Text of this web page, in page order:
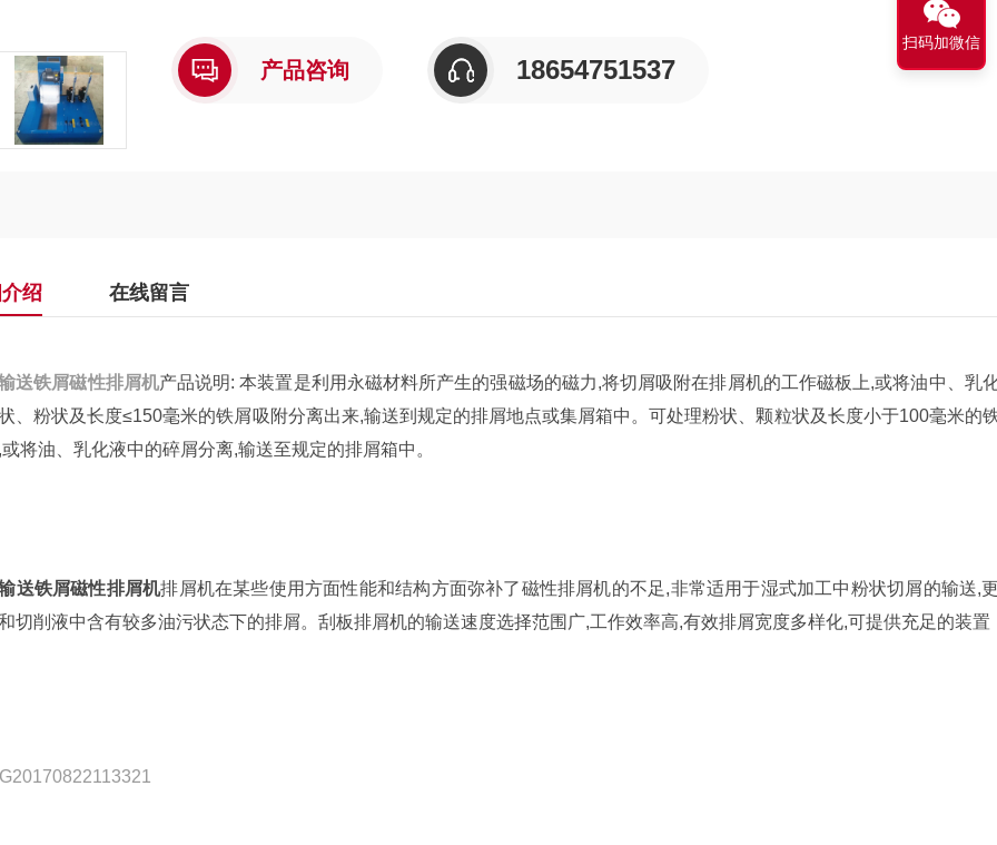
产品咨询 18654751537
绍 在线留言
送铁屑磁性排屑机产品说明: 本装置是利用永磁材料所产生的强磁场的磁力,将切屑吸附在排屑机的工作磁板上,或将油中、乳
、粉状及长度≤150毫米的铁屑吸附分离出来,输送到规定的排屑地点或集屑箱中。可处理粉状、颗粒状及长度小于100毫米的
将油、乳化液中的碎屑分离,输送至规定的排屑箱中。
送铁屑磁性排屑机排屑机在某些使用方面性能和结构方面弥补了磁性排屑机的不足,非常适用于湿式加工中粉状切屑的输送,
切削液中含有较多油污状态下的排屑。刮板排屑机的输送速度选择范围广,工作效率高,有效排屑宽度多样化,可提供充足的装置
扫码加微信